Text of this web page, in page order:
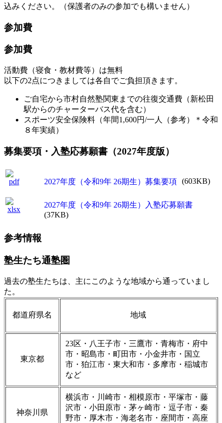
込みください。（保護者のみの参加でも構いません）
参加費
参加費
活動費（寝食・教材費等）は無料
以下の2点につきましては各自でご負担頂きます。
ご自宅から市村自然塾関東までの往復交通費（新松田
駅からのチャーターバス代を含む）
スポーツ安全保険料（年間1,600円/一人（参考）＊令和
８年実績）
募集要項・入塾応募願書（2027年度版）
2027年度（令和9年 26期生）募集要項 (603KB)
2027年度（令和9年 26期生）入塾応募願書
(37KB)
参考情報
塾生たち通塾圏
過去の塾生たちは、主にこのような地域から通っていまし
た。
都道府県名 地域
東京都
23区・八王子市・三鷹市・青梅市・府中
市・昭島市・町田市・小金井市・国立
市・狛江市・東大和市・多摩市・稲城市
など
神奈川県
横浜市・川崎市・相模原市・平塚市・藤
沢市・小田原市・茅ヶ崎市・逗子市・秦
野市・厚木市・海老名市・座間市・高座